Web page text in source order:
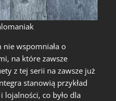
nie wspomniała o
na które zawsze
z tej serii na zawsze już
stanowią przykład
lojalności, co było dla